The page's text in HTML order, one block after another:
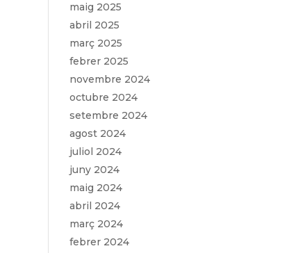
maig 2025
abril 2025
març 2025
febrer 2025
novembre 2024
octubre 2024
setembre 2024
agost 2024
juliol 2024
juny 2024
maig 2024
abril 2024
març 2024
febrer 2024